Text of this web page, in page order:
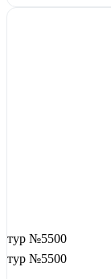
тур №5500
тур №5500